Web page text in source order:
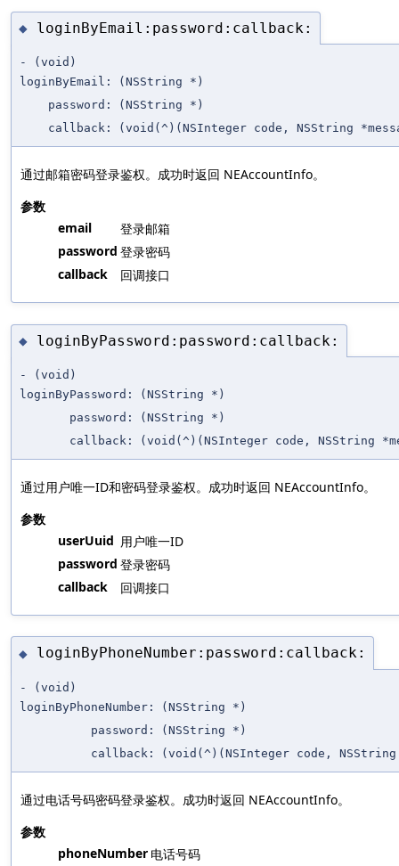
◆ loginByEmail:password:callback:
- (void)
loginByEmail:
(NSString *)
password:
(NSString *)
callback:
(void(^)(NSInteger code, NSString
通过邮箱密码登录鉴权。成功时返回 NEAccountInfo。
参数
email
登录邮箱
password 登录密码
callback
回调接口
◆ loginByPassword:password:callback:
- (void)
loginByPassword:
(NSString *)
password:
(NSString *)
callback:
(void(^)(NSInteger code, NSString
通过用户唯一ID和密码登录鉴权。成功时返回 NEAccountInfo。
参数
userUuid 用户唯一ID
password 登录密码
callback
回调接口
◆ loginByPhoneNumber:password:callback:
- (void)
loginByPhoneNumber:
(NSString *)
password:
(NSString *)
callback:
(void(^)(NSInteger code,
通过电话号码密码登录鉴权。成功时返回 NEAccountInfo。
参数
phoneNumber 电话号码